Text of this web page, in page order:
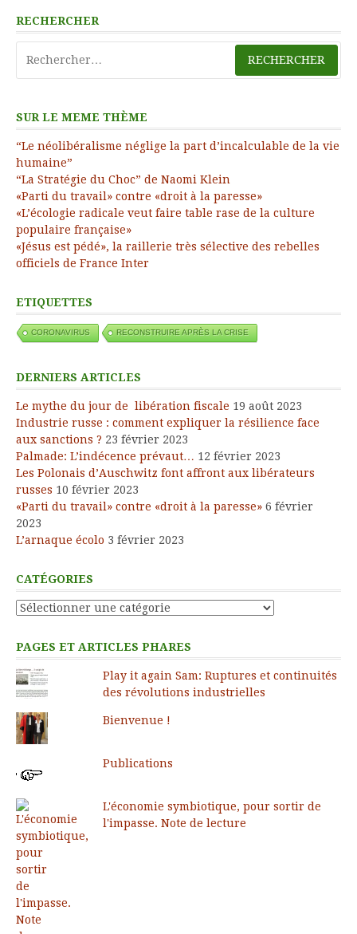
RECHERCHER
SUR LE MEME THÈME
“Le néolibéralisme néglige la part d’incalculable de la vie
humaine”
“La Stratégie du Choc” de Naomi Klein
«Parti du travail» contre «droit à la paresse»
«L’écologie radicale veut faire table rase de la culture
populaire française»
«Jésus est pédé», la raillerie très sélective des rebelles
officiels de France Inter
ETIQUETTES
CORONAVIRUS RECONSTRUIRE APRÈS LA CRISE
DERNIERS ARTICLES
Le mythe du jour de libération fiscale 19 août 2023
Industrie russe : comment expliquer la résilience face
aux sanctions ? 23 février 2023
Palmade: L’indécence prévaut… 12 février 2023
Les Polonais d’Auschwitz font affront aux libérateurs
russes 10 février 2023
«Parti du travail» contre «droit à la paresse» 6 février
2023
L’arnaque écolo 3 février 2023
CATÉGORIES
Catégories
PAGES ET ARTICLES PHARES
Play it again Sam: Ruptures et continuités
des révolutions industrielles
Bienvenue !
Publications
L'économie symbiotique, pour sortir de
l'impasse. Note de lecture